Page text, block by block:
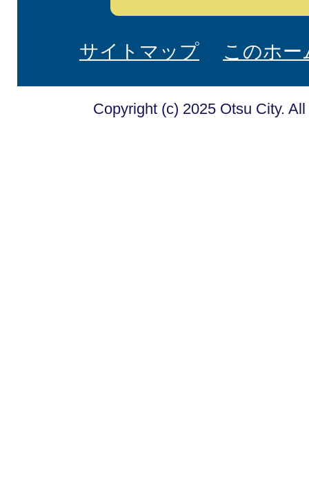
サイトマップ このホ
Copyright (c) 2025 Otsu City.